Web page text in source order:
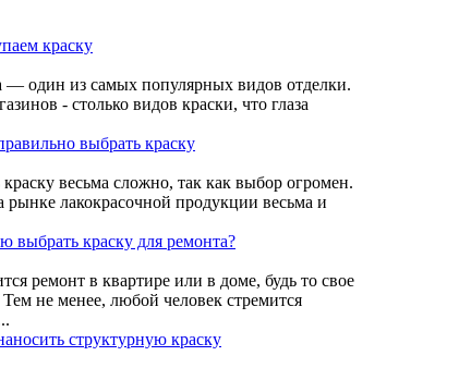
краску
— один из самых популярных видов отделки.
- столько видов краски, что глаза
выбрать краску
весьма сложно, так как выбор огромен.
рынке лакокрасочной продукции весьма и
выбрать краску для ремонта?
ремонт в квартире или в доме, будь то свое
не менее, любой человек стремится
структурную краску